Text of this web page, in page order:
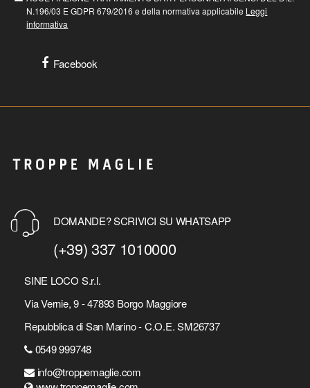
N.196/03 E GDPR 679/2016 e della normativa applicabile Leggi
informativa
Facebook
DOMANDE? SCRIVICI SU WHATSAPP
(+39) 337 1010000
SINE LOCO S.r.l.
Via Vernie, 9 - 47893 Borgo Maggiore
Repubblica di San Marino - C.O.E. SM26737
0549 999748
info@troppemaglie.com